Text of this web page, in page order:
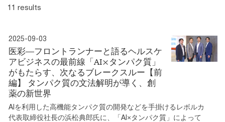
11 results
2025-09-03
医彩―フロントランナーと語るヘルスケ
アビジネスの最前線「AI×タンパク質」
がもたらす、次なるブレークスルー【前
編】 タンパク質の文法解明が導く、創
薬の新世界
AIを利用した高機能タンパク質の開発などを手掛けるレボルカ
代表取締役社長の浜松典郎氏に、「AI×タンパク質」によって